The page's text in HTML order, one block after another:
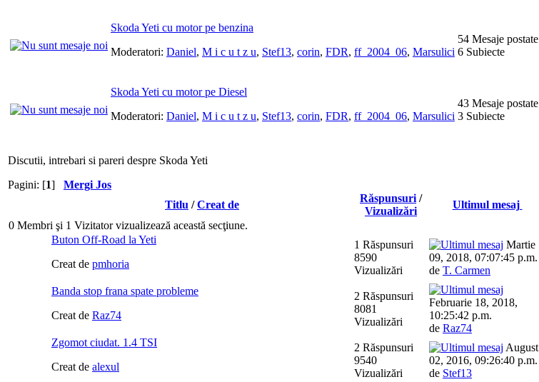
Skoda Yeti cu motor pe benzina
Moderatori: Daniel, M i c u t z u, Stef13, corin, FDR, ff_2004_06, Marsulici
54 Mesaje postate
6 Subiecte
Skoda Yeti cu motor pe Diesel
Moderatori: Daniel, M i c u t z u, Stef13, corin, FDR, ff_2004_06, Marsulici
43 Mesaje postate
3 Subiecte
Discutii, intrebari si pareri despre Skoda Yeti
Pagini: [1] Mergi Jos
Titlu /Creat de
Răspunsuri /
Vizualizări
Ultimul mesaj
0 Membri şi 1 Vizitator vizualizează această secţiune.
Buton Off-Road la Yeti
Creat de pmhoria
1 Răspunsuri
8590
Vizualizări
Martie
09, 2018, 07:07:45 p.m.
de T. Carmen
Banda stop frana spate probleme
Creat de Raz74
2 Răspunsuri
8081
Vizualizări
Februarie 18, 2018,
10:25:42 p.m.
de Raz74
Zgomot ciudat. 1.4 TSI
Creat de alexul
2 Răspunsuri
9540
Vizualizări
August
02, 2016, 09:26:40 p.m.
de Stef13